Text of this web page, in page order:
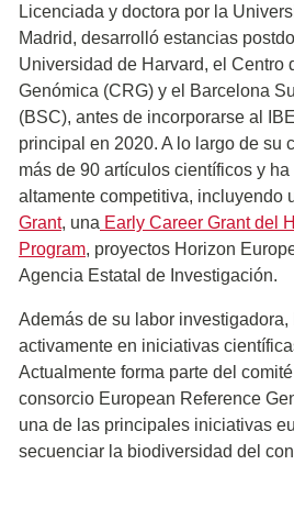
Licenciada y doctora por la
Madrid, desarrolló estancias
Universidad de Harvard, el Centro
Genómica (CRG) y el Barcelona
(BSC), antes de incorporarse al
principal en 2020. A lo largo de su
más de 90 artículos científicos y
altamente competitiva, incluyendo
Grant, una Early Career Grant del
Program, proyectos Horizon
Agencia Estatal de Investigación.
Además de su labor
activamente en iniciativas
Actualmente forma parte del
consorcio European Reference
una de las principales iniciativas
secuenciar la biodiversidad del